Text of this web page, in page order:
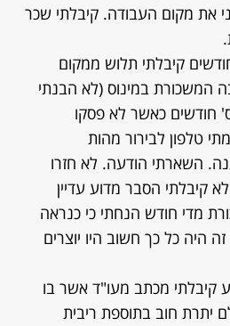
את מקום העבודה. קיבלתי שכר
קיבלתי תלוש ממקום
המשכורת במינוס (לא הבנתי
חודשים כאשר לא פסקו
טלפון לבירור מהות
השארתי הודעה. לא חזרו
קיבלתי הסבר מדוע עדיין
מדי חודש הנחתי כי כנראה
היה כל כך חשוב היו יוצרים
קיבלתי מכתב מעו"ד אשר בו
יתרת חוב בתוספת ריבית